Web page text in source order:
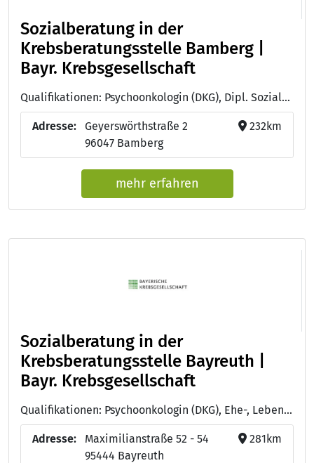
Sozialberatung in der
Krebsberatungsstelle Bamberg |
Bayr. Krebsgesellschaft
Qualifikationen: Psychoonkologin (DKG), Dipl. Sozialarbeiterin (FH)
Adresse:
Geyerswörthstraße 2
96047 Bamberg
232km
mehr erfahren
Sozialberatung in der
Krebsberatungsstelle Bayreuth |
Bayr. Krebsgesellschaft
Qualifikationen: Psychoonkologin (DKG), Ehe-, Lebens- und Familienberaterin , Sozialpädagogin
Adresse:
Maximilianstraße 52 - 54
95444 Bayreuth
281km